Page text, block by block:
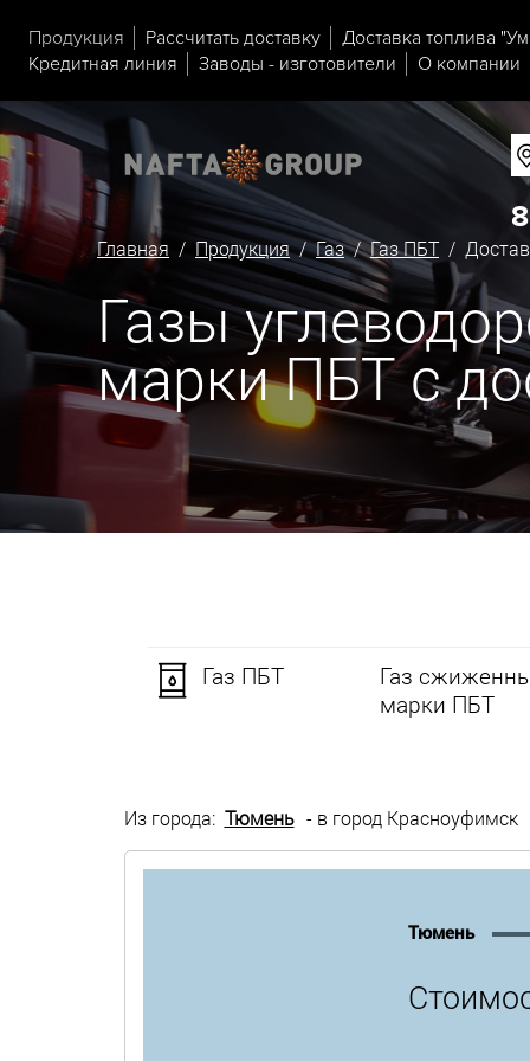
Продукция Рассчитать доставку Доставка топлива
Кредитная линия
Заводы - изготовители О компании
Главная / Продукция/Газ/Газ ПБТ/
Газы
марки ПБТ с
Газ ПБТ
Газ
марки ПБТ
Из города: Тюмень - в город Красноуфимск
Тюмень